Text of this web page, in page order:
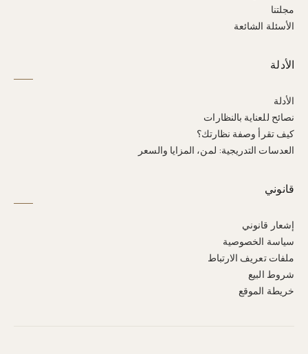
مجلتنا
الأسئلة الشائعة
الأدلة
الأدلة
نصائح للعناية بالنظارات
كيف تقرأ وصفة نظارتك؟
العدسات التدريجية: لمن، المزايا والسعر
قانوني
إشعار قانوني
سياسة الخصوصية
ملفات تعريف الارتباط
شروط البيع
خريطة الموقع